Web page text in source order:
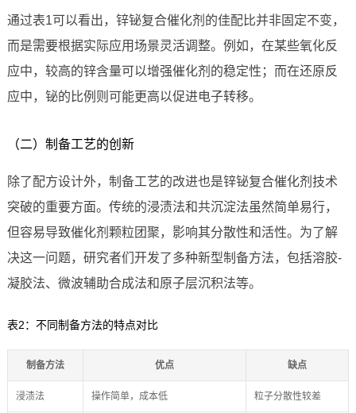
通过表1可以看出，锌铋复合催化剂的佳配比并非固定不变，
而是需要根据实际应用场景灵活调整。例如，在某些氧化反
应中，较高的锌含量可以增强催化剂的稳定性；而在还原反
应中，铋的比例则可能更高以促进电子转移。
（二）制备工艺的创新
除了配方设计外，制备工艺的改进也是锌铋复合催化剂技术
突破的重要方面。传统的浸渍法和共沉淀法虽然简单易行，
但容易导致催化剂颗粒团聚，影响其分散性和活性。为了解
决这一问题，研究者们开发了多种新型制备方法，包括溶胶-
凝胶法、微波辅助合成法和原子层沉积法等。
表2：不同制备方法的特点对比
制备方法 优点 缺点
浸渍法 操作简单，成本低 粒子分散性较差